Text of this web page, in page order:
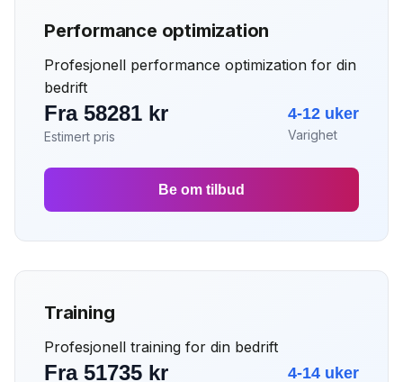
Performance optimization
Profesjonell performance optimization for din
bedrift
Fra 58281 kr
Estimert pris
4-12 uker
Varighet
Be om tilbud
Training
Profesjonell training for din bedrift
Fra 51735 kr 4-14 uker